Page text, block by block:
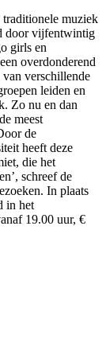
traditionele muziek
door vijfentwintig
girls en
overdonderend
van verschillende
leiden en
Zo nu en dan
meest
de
heeft deze
die het
schreef de
In plaats
in het
19.00 uur, €